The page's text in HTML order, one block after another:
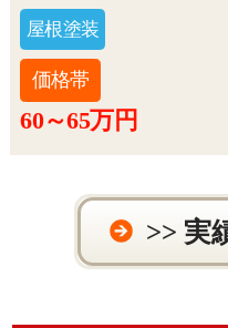
屋根塗装
価格帯
60～65万円
>> 実